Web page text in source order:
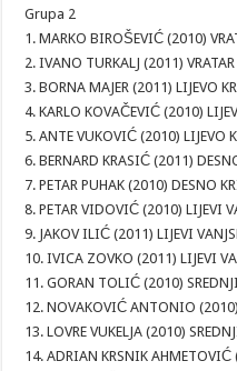
Grupa 2
1. MARKO BIROŠEVIĆ (2010)
2. IVANO TURKALJ (2011)
3. BORNA MAJER (2011) LIJEVO
4. KARLO KOVAČEVIĆ (2010)
5. ANTE VUKOVIĆ (2010) LIJEVO
6. BERNARD KRASIĆ (2011)
7. PETAR PUHAK (2010) DESNO
8. PETAR VIDOVIĆ (2010) LIJEVI
9. JAKOV ILIĆ (2011) LIJEVI
10. IVICA ZOVKO (2011) LIJEVI
11. GORAN TOLIĆ (2010)
12. NOVAKOVIĆ ANTONIO (2010)
13. LOVRE VUKELJA (2010)
14. ADRIAN KRSNIK AHMETOVIĆ